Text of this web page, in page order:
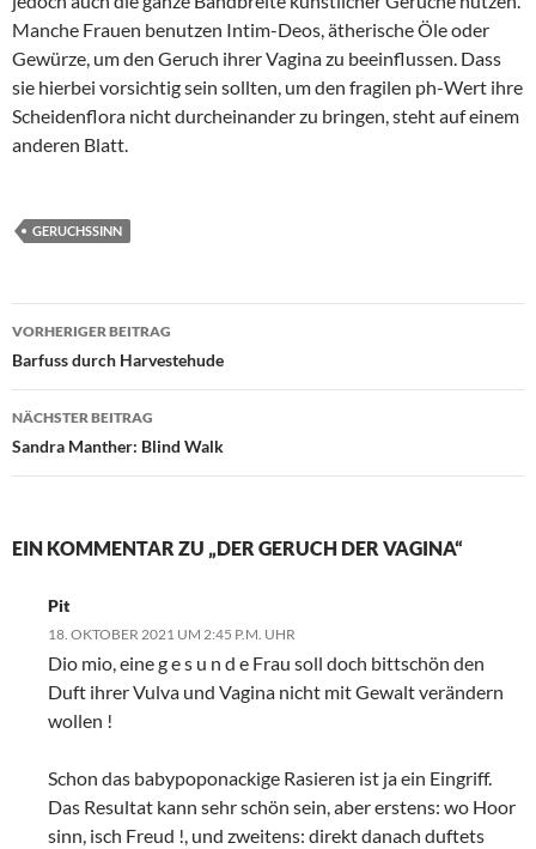
Manche Frauen benutzen Intim-Deos, ätherische Öle oder
Gewürze, um den Geruch ihrer Vagina zu beeinflussen. Dass
sie hierbei vorsichtig sein sollten, um den fragilen ph-Wert ihre
Scheidenflora nicht durcheinander zu bringen, steht auf einem
anderen Blatt.
GERUCHSSINN
Beitragsnavigation
VORHERIGER BEITRAG
Barfuss durch Harvestehude
NÄCHSTER BEITRAG
Sandra Manther: Blind Walk
EIN KOMMENTAR ZU „DER GERUCH DER VAGINA“
Pit
18. OKTOBER 2021 UM 2:45 P.M. UHR
Dio mio, eine g e s u n d e Frau soll doch bittschön den
Duft ihrer Vulva und Vagina nicht mit Gewalt verändern
wollen !
Schon das babypoponackige Rasieren ist ja ein Eingriff.
Das Resultat kann sehr schön sein, aber erstens: wo Hoor
sinn, isch Freud !, und zweitens: direkt danach duftets